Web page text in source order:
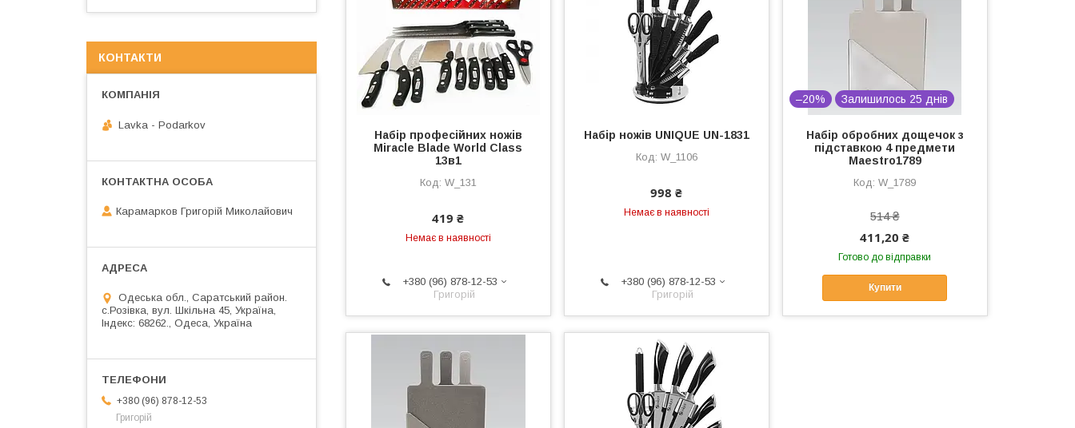
Набір професійних ножів
Miracle Blade World Class
13в1
W_131
419 ₴
Немає в наявності
+380 (96) 878-12-53
Григорій
Набір ножів UNIQUE UN-1831
W_1106
998 ₴
Немає в наявності
+380 (96) 878-12-53
Григорій
–20% Залишилось 25 днів
Набір обробних дощечок з
підставкою 4 предмети
Maestrо1789
W_1789
514 ₴
411,20 ₴
Готово до відправки
Купити
КОНТАКТИ
Lavka - Podarkov
Карамарков Григорій Миколайович
Одеська обл., Саратський район.
с.Розівка, вул. Шкільна 45, Україна,
Індекс: 68262., Одеса, Україна
+380 (96) 878-12-53
Григорій